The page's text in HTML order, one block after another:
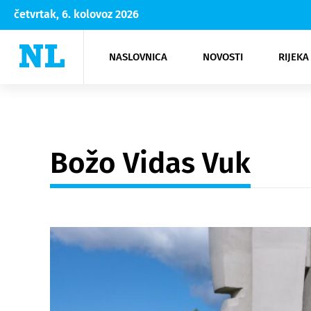
četvrtak, 6. kolovoz 2026
NASLOVNICA NOVOSTI
Rijeka Opatija
NK
Moda
Kultura
Božo Vidas Vuk